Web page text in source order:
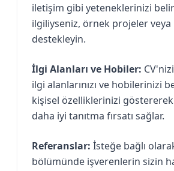
iletişim gibi yeteneklerinizi
ilgiliyseniz, örnek projeler veya
destekleyin.
İlgi Alanları ve Hobiler:
ilgi alanlarınızı ve hobilerinizi
kişisel özelliklerinizi
daha iyi tanıtma fırsatı sağlar.
Referanslar: İsteğe bağlı
bölümünde işverenlerin sizin